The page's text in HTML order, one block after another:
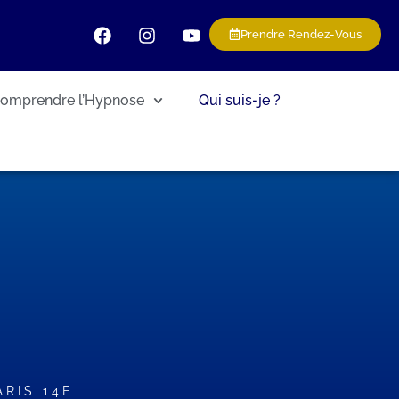
Prendre Rendez-Vous
l’Hypnose Qui suis-je ?
14E